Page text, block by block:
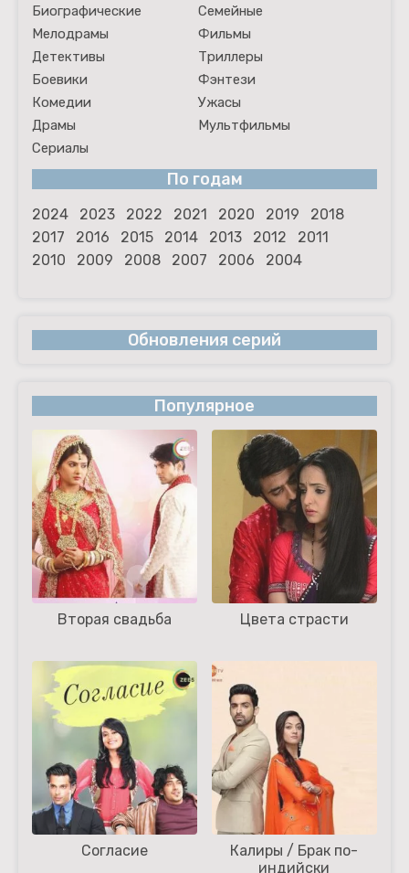
Биографические
Семейные
Мелодрамы
Фильмы
Детективы
Триллеры
Боевики
Фэнтези
Комедии
Ужасы
Драмы
Мультфильмы
Сериалы
По годам
2024 2023 2022 2021 2020 2019
2018
2017
2016 2015 2014 2013 2012
2011
2010
2009 2008 2007 2006 2004
Обновления серий
Популярное
Вторая свадьба Цвета страсти
Согласие
Калиры / Брак по-
индийски